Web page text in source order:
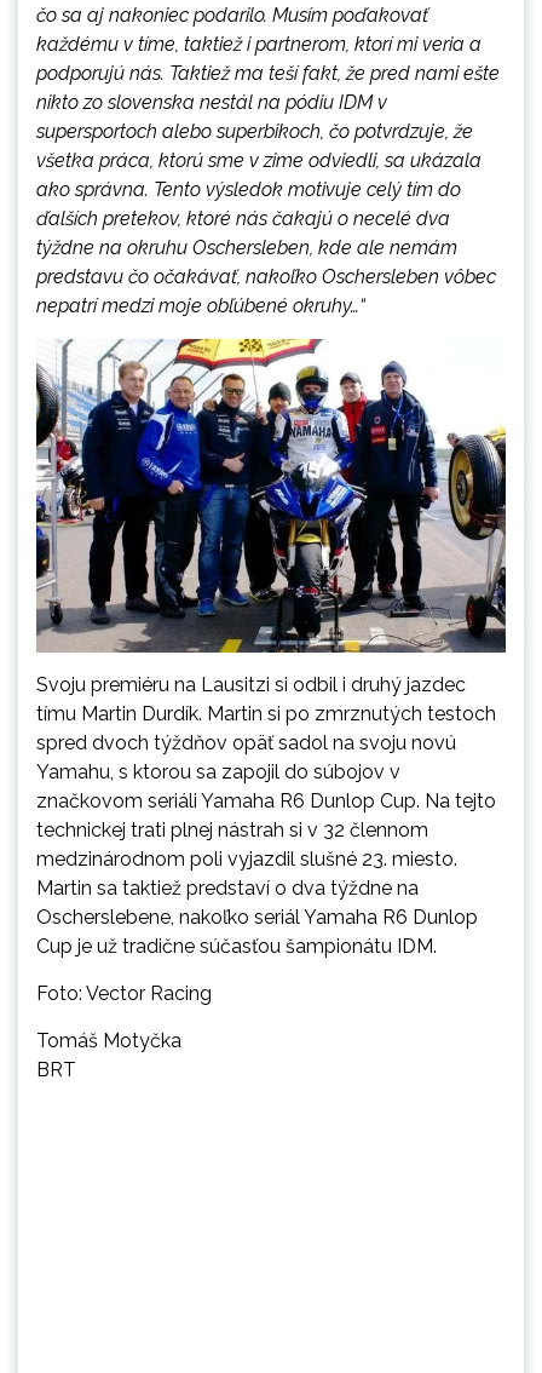
čo sa aj nakoniec podarilo. Musím poďakovať
každému v tíme, taktiež i partnerom, ktorí mi veria a
podporujú nás. Taktiež ma teší fakt, že pred nami ešte
nikto zo slovenska nestál na pódiu IDM v
supersportoch alebo superbikoch, čo potvrdzuje, že
všetka práca, ktorú sme v zime odviedli, sa ukázala
ako správna. Tento výsledok motivuje celý tím do
ďalších pretekov, ktoré nás čakajú o necelé dva
týždne na okruhu Oschersleben, kde ale nemám
predstavu čo očakávať, nakoľko Oschersleben vôbec
nepatrí medzi moje obľúbené okruhy…“
Svoju premiéru na Lausitzi si odbil i druhý jazdec
tímu Martin Durdík. Martin si po zmrznutých testoch
spred dvoch týždňov opäť sadol na svoju novú
Yamahu, s ktorou sa zapojil do súbojov v
značkovom seriáli Yamaha R6 Dunlop Cup. Na tejto
technickej trati plnej nástrah si v 32 člennom
medzinárodnom poli vyjazdil slušné 23. miesto.
Martin sa taktiež predstaví o dva týždne na
Oscherslebene, nakoľko seriál Yamaha R6 Dunlop
Cup je už tradične súčasťou šampionátu IDM.
Foto: Vector Racing
Tomáš Motyčka
BRT